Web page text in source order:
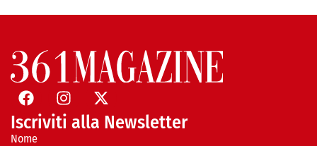
Iscriviti alla Newsletter
Nome